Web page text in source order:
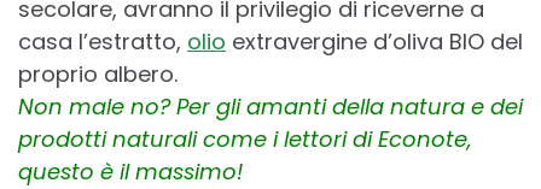
secolare, avranno il privilegio di riceverne a
casa l’estratto, olio extravergine d’oliva BIO ​del
proprio albero.
Non male no? Per gli amanti della natura e dei
prodotti naturali come i lettori di Econote,
questo è il massimo!